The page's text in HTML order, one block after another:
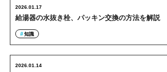
給湯器の水抜き栓、パッキン交換の方法を解説
2026.01.17
知識
2026.01.14